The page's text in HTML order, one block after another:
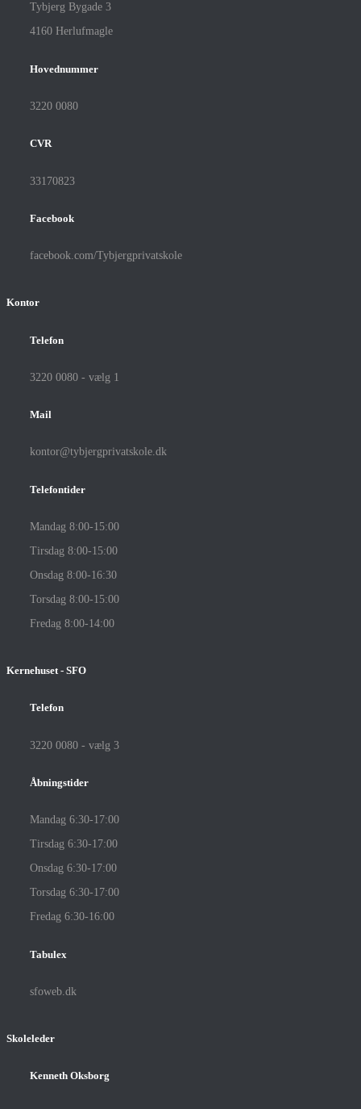
Tybjerg Bygade 3
4160 Herlufmagle
Hovednummer
3220 0080
CVR
33170823
Facebook
facebook.com/Tybjergprivatskole
Kontor
Telefon
3220 0080 - vælg 1
Mail
kontor@tybjergprivatskole.dk
Telefontider
Mandag 8:00-15:00
Tirsdag 8:00-15:00
Onsdag 8:00-16:30
Torsdag 8:00-15:00
Fredag 8:00-14:00
Kernehuset - SFO
Telefon
3220 0080 - vælg 3
Åbningstider
Mandag 6:30-17:00
Tirsdag 6:30-17:00
Onsdag 6:30-17:00
Torsdag 6:30-17:00
Fredag 6:30-16:00
Tabulex
sfoweb.dk
Skoleleder
Kenneth Oksborg